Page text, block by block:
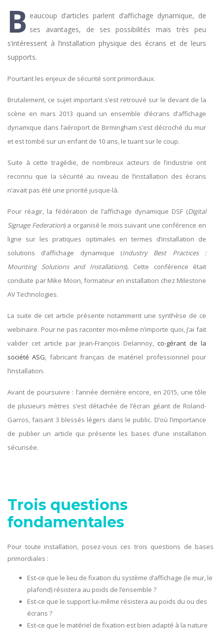
B eaucoup d’articles parlent d’affichage dynamique, de
ses avantages, de ses possibilités mais très peu
s’intéressent à l’installation physique des écrans et de leurs
supports.
Pourtant les enjeux de sécurité sont primordiaux.
Brutalement, ce sujet important s’est retrouvé sur le devant de la
scène en mars 2013 quand un ensemble d’écrans d’affichage
dynamique dans l’aéroport de Birmingham s’est décroché du mur
et est tombé sur un enfant de 10 ans, le tuant sur le coup.
Suite à cette tragédie, de nombreux acteurs de l’industrie ont
reconnu que la sécurité au niveau de l’installation des écrans
n’avait pas été une priorité jusque-là.
Pour réagir, la fédération de l’affichage dynamique DSF (Digital
Signage Federation) a organisé le mois suivant une conférence en
ligne sur les pratiques optimales en termes d’installation de
solutions d’affichage dynamique (Industry Best Practices :
Mounting Solutions and Installations). Cette conférence était
conduite par Mike Moon, formateur en installation chez Milestone
AV Technologies.
La suite de cet article présente notamment une synthèse de ce
webinaire. Pour ne pas raconter moi-même n’importe quoi, j’ai fait
valider cet article par Jean-François Delannoy, co-gérant de la
société ASG, fabricant français de matériel professionnel pour
l’installation.
Avant de poursuivre : l’année dernière encore, en 2015, une tôle
de plusieurs mètres s’est détachée de l’écran géant de Roland-
Garros, faisant 3 blessés légers dans le public. D’où l’importance
de publier un article qui présente les bases d’une installation
sécurisée.
Trois questions
fondamentales
Pour toute installation, posez-vous ces trois questions de bases
primordiales :
Est-ce que le lieu de fixation du système d’affichage (le mur, le
plafond) résistera au poids de l’ensemble ?
Est-ce que le support lui-même résistera au poids du ou des
écrans ?
Est-ce que le matériel de fixation est bien adapté à la nature